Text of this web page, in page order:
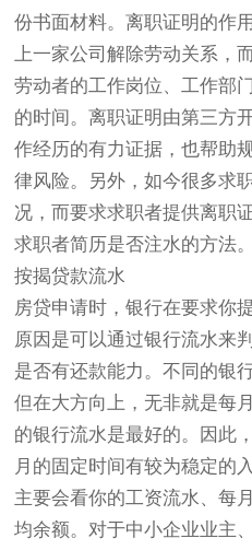
份书面材料。离职证明的作
上一家公司解除劳动关系，
劳动者的工作岗位、工作部
的时间。离职证明由第三方
作经历的有力证据，也帮助
律风险。另外，如今很多求
况，而要求求职者提供离职
求职者简历是否注水的方法。
按揭贷款流水
房贷申请时，银行在要求你
原因是可以通过银行流水来
是否有还款能力。不同的银
但在大方向上，无非就是每
的银行流水是最好的。因此
月的固定时间有较为稳定的
主要会看你的工资流水、每
均余额。对于中小企业业主